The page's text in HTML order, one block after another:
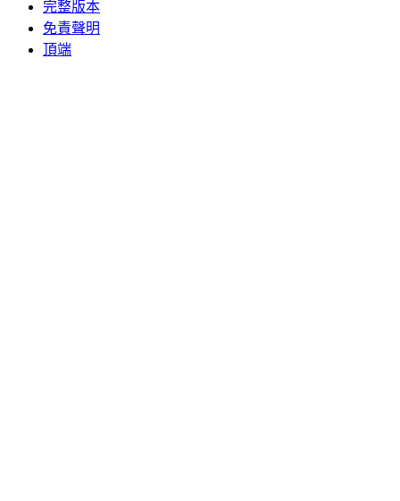
完整版本
免責聲明
頂端